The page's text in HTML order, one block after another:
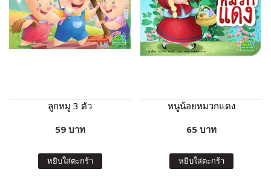
ลูกหมู 3 ตัว
59 บาท
หยิบใส่ตะกร้า
หนูน้อยหมวกแดง
65 บาท
หยิบใส่ตะกร้า